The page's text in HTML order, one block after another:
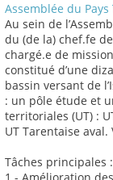
Assemblée du
Au sein de
du (de la) chef.fe
chargé.e de
constitué d’une
bassin versant de
: un pôle étude et
territoriales (UT) :
UT Tarentaise
Tâches principales :